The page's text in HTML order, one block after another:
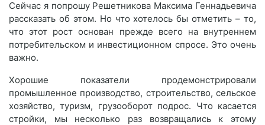
Сейчас я попрошу Решетникова Максима Геннадьевича
рассказать об этом. Но что хотелось бы отметить – то,
что этот рост основан прежде всего на внутреннем
потребительском и инвестиционном спросе. Это очень
важно.
Хорошие показатели продемонстрировали
промышленное производство, строительство, сельское
хозяйство, туризм, грузооборот подрос. Что касается
стройки, мы несколько раз возвращались к этому